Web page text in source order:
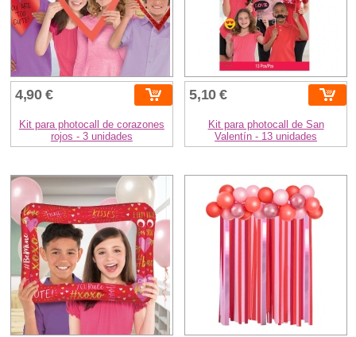
4,90 €
Kit para photocall de corazones
rojos - 3 unidades
5,10 €
Kit para photocall de San
Valentín - 13 unidades